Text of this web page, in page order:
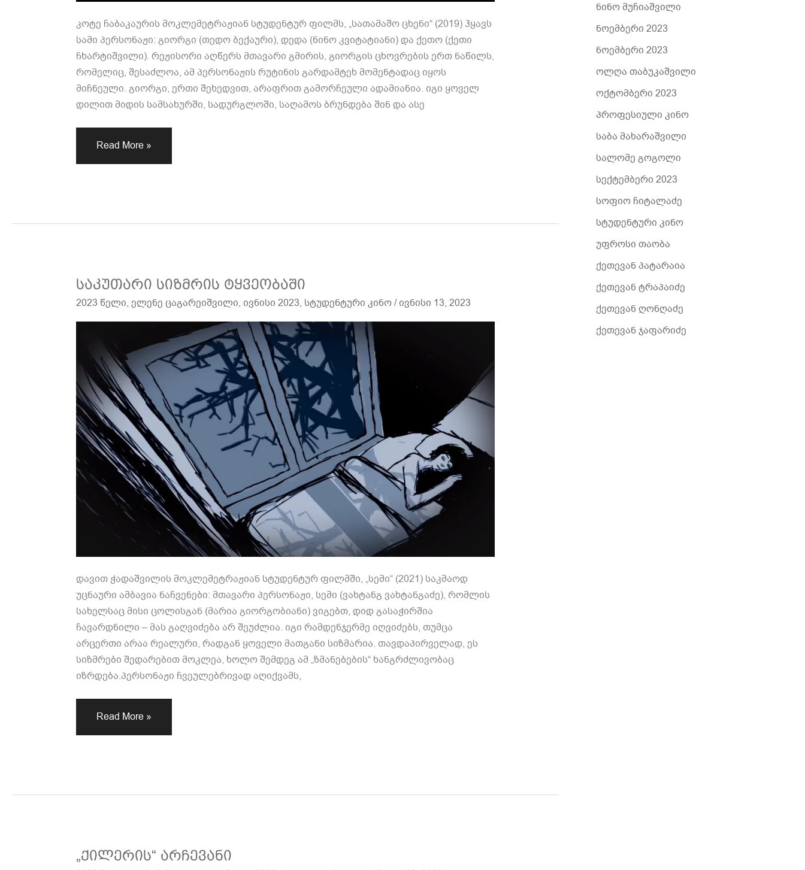
კოტე ჩაბაკაურის მოკლემეტრაჟიან სტუდენტურ ფილმს, „სათამაშო ცხენი“ (2019) ჰყავს
სამი პერსონაჟი: გიორგი (თედო ბექაური), დედა (ნინო კვიტატიანი) და ქეთო (ქეთი
ჩხარტიშვილი). რეჟისორი აღწერს მთავარი გმირის, გიორგის ცხოვრების ერთ ნაწილს,
რომელიც, შესაძლოა, ამ პერსონაჟის რუტინის გარდამტეხ მომენტადაც იყოს
მიჩნეული. გიორგი, ერთი შეხედვით, არაფრით გამორჩეული ადამიანია. იგი ყოველ
დილით მიდის სამსახურში, სადურგლოში, საღამოს ბრუნდება შინ და ასე
Read More »
საკუთარი სიზმრის ტყვეობაში
2023 წელი, ელენე ცაგარეიშვილი, ივნისი 2023, სტუდენტური კინო/ივნისი 13, 2023
დავით ჭადაშვილის მოკლემეტრაჟიან სტუდენტურ ფილმში, „სემი“ (2021) საკმაოდ
უცნაური ამბავია ნაჩვენები: მთავარი პერსონაჟი, სემი (ვახტანგ ვახტანგაძე), რომლის
სახელსაც მისი ცოლისგან (მარია გიორგობიანი) ვიგებთ, დიდ გასაჭირშია
ჩავარდნილი – მას გაღვიძება არ შეუძლია. იგი რამდენჯერმე იღვიძებს, თუმცა
არცერთი არაა რეალური, რადგან ყოველი მათგანი სიზმარია. თავდაპირველად, ეს
სიზმრები შედარებით მოკლეა, ხოლო შემდეგ ამ „ზმანებების“ ხანგრძლივობაც
იზრდება.პერსონაჟი ჩვეულებრივად აღიქვამს,
საკუთარი
სიზმრის
Read More »
„ქილერის“ არჩევანი
„ქილერის“
ნინო მუჩიაშვილი
ნოემბერი 2023
ნოემბერი 2023
ოლღა თაბუკაშვილი
ოქტომბერი 2023
პროფესიული კინო
საბა მახარაშვილი
სალომე გოგოლი
სექტემბერი 2023
სოფიო ჩიტალაძე
სტუდენტური კინო
უფროსი თაობა
ქეთევან პატარაია
ქეთევან ტრაპაიძე
ქეთევან ღონღაძე
ქეთევან ჯაფარიძე